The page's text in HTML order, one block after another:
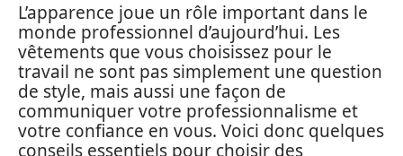
L’apparence joue un rôle important dans le
monde professionnel d’aujourd’hui. Les
vêtements que vous choisissez pour le
travail ne sont pas simplement une question
de style, mais aussi une façon de
communiquer votre professionnalisme et
votre confiance en vous. Voici donc quelques
conseils essentiels pour choisir des